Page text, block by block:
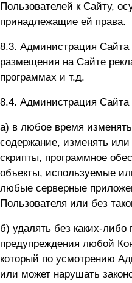
Пользователей к Сайту,
принадлежащие ей права.
8.3. Администрация Сайта
размещения на Сайте
программах и т.д.
8.4. Администрация Сайта
а) в любое время
содержание, изменять
скрипты, программное
объекты, используемые
любые серверные
Пользователя или без
б) удалять без каких-либо
предупреждения любой
который по усмотрению
или может нарушать